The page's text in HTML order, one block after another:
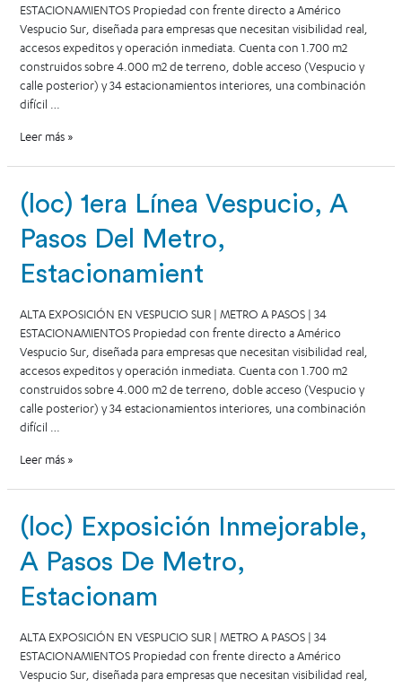
ESTACIONAMIENTOS Propiedad con frente directo a Américo
Vespucio Sur, diseñada para empresas que necesitan visibilidad real,
accesos expeditos y operación inmediata. Cuenta con 1.700 m2
construidos sobre 4.000 m2 de terreno, doble acceso (Vespucio y
calle posterior) y 34 estacionamientos interiores, una combinación
difícil …
Leer más »
(loc) 1era Línea Vespucio, A
Pasos Del Metro,
Estacionamient
ALTA EXPOSICIÓN EN VESPUCIO SUR | METRO A PASOS | 34
ESTACIONAMIENTOS Propiedad con frente directo a Américo
Vespucio Sur, diseñada para empresas que necesitan visibilidad real,
accesos expeditos y operación inmediata. Cuenta con 1.700 m2
construidos sobre 4.000 m2 de terreno, doble acceso (Vespucio y
calle posterior) y 34 estacionamientos interiores, una combinación
difícil …
Leer más »
(loc) Exposición Inmejorable,
A Pasos De Metro,
Estacionam
ALTA EXPOSICIÓN EN VESPUCIO SUR | METRO A PASOS | 34
ESTACIONAMIENTOS Propiedad con frente directo a Américo
Vespucio Sur, diseñada para empresas que necesitan visibilidad real,